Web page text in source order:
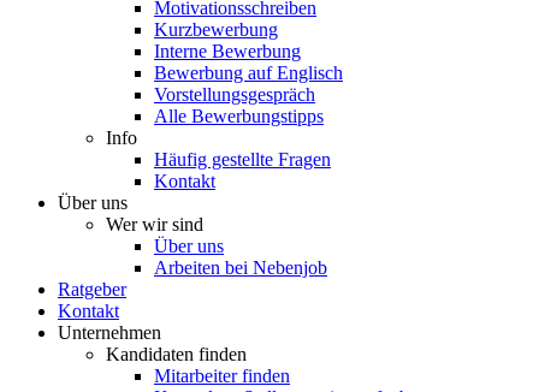
Motivationsschreiben
Kurzbewerbung
Interne Bewerbung
Bewerbung auf Englisch
Vorstellungsgespräch
Alle Bewerbungstipps
Info
Häufig gestellte Fragen
Kontakt
Über uns
Wer wir sind
Über uns
Arbeiten bei Nebenjob
Ratgeber
Kontakt
Unternehmen
Kandidaten finden
Mitarbeiter finden